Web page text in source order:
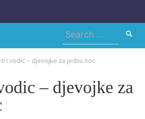
Search
for:
i vodic – djevojke za jednu noc
– djevojke za